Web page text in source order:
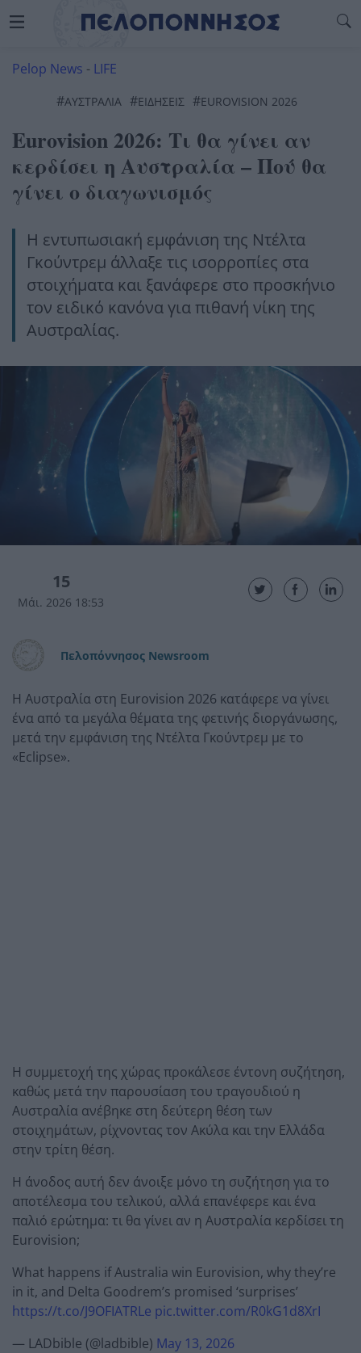
Pelop News - LIFE
#ΑΥΣΤΡΑΛΊΑ #ΕΙΔΗΣΕΙΣ #EUROVISION 2026
Eurovision 2026: Τι θα γίνει αν
κερδίσει η Αυστραλία – Πού θα
γίνει ο διαγωνισμός
Η εντυπωσιακή εμφάνιση της Ντέλτα
Γκούντρεμ άλλαξε τις ισορροπίες στα
στοιχήματα και ξανάφερε στο προσκήνιο
τον ειδικό κανόνα για πιθανή νίκη της
Αυστραλίας.
15
Μάι. 2026 18:53
Πελοπόννησος Newsroom
Η Αυστραλία στη Eurovision 2026 κατάφερε να γίνει
ένα από τα μεγάλα θέματα της φετινής διοργάνωσης,
μετά την εμφάνιση της Ντέλτα Γκούντρεμ με το
«Eclipse».
Η συμμετοχή της χώρας προκάλεσε έντονη συζήτηση,
καθώς μετά την παρουσίαση του τραγουδιού η
Αυστραλία ανέβηκε στη δεύτερη θέση των
στοιχημάτων, ρίχνοντας τον Ακύλα και την Ελλάδα
στην τρίτη θέση.
Η άνοδος αυτή δεν άνοιξε μόνο τη συζήτηση για το
αποτέλεσμα του τελικού, αλλά επανέφερε και ένα
παλιό ερώτημα: τι θα γίνει αν η Αυστραλία κερδίσει τη
Eurovision;
What happens if Australia win Eurovision, why they’re
in it, and Delta Goodrem’s promised ‘surprises’
https://t.co/J9OFIATRLe pic.twitter.com/R0kG1d8XrI
— LADbible (@ladbible) May 13, 2026